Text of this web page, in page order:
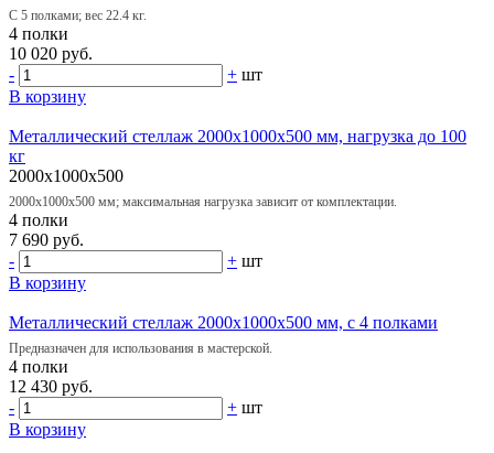
С 5 полками; вес 22.4 кг.
4 полки
10 020 руб.
-
+ шт
В корзину
Металлический стеллаж 2000х1000х500 мм, нагрузка до 100
кг
2000x1000x500
2000х1000х500 мм; максимальная нагрузка зависит от комплектации.
4 полки
7 690 руб.
-
+ шт
В корзину
Металлический стеллаж 2000х1000х500 мм, с 4 полками
Предназначен для использования в мастерской.
4 полки
12 430 руб.
-
+ шт
В корзину